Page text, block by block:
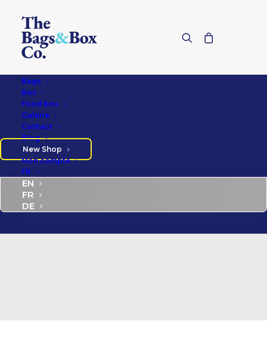
Bags
Box
Food box
Galerie
Contact
Blog
New Shop
Mon compte
FR
EN
FR
DE